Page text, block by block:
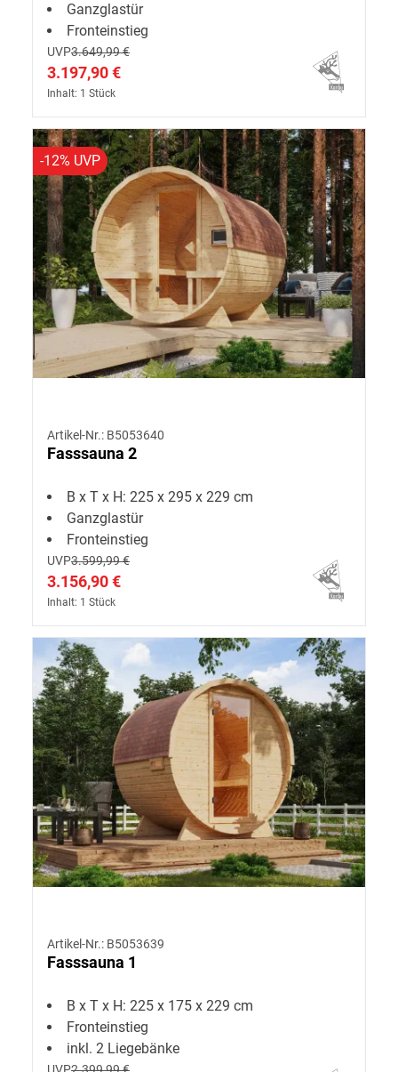
Ganzglastür
Fronteinstieg
UVP3.649,99 €
3.197,90 €
Inhalt: 1 Stück
-12% UVP
Artikel-Nr.: B5053640
Fasssauna 2
B x T x H: 225 x 295 x 229 cm
Ganzglastür
Fronteinstieg
UVP3.599,99 €
3.156,90 €
Inhalt: 1 Stück
Artikel-Nr.: B5053639
Fasssauna 1
B x T x H: 225 x 175 x 229 cm
Fronteinstieg
inkl. 2 Liegebänke